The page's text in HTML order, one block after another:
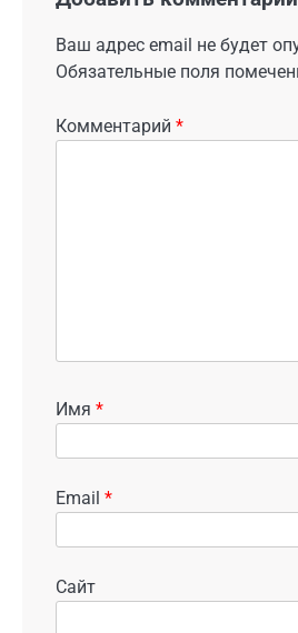
Ваш адрес email не будет
Обязательные поля
Комментарий *
Имя *
Email *
Сайт